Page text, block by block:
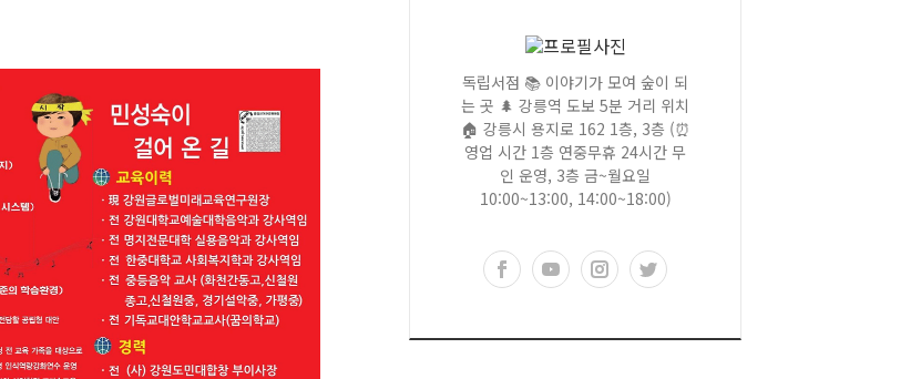
독립서점 📚 이야기가 모여 숲이 되
는 곳 🌲 강릉역 도보 5분 거리 위치
🏠 강릉시 용지로 162 1층, 3층 (⏰
영업 시간 1층 연중무휴 24시간 무
인 운영, 3층 금~월요일
10:00~13:00, 14:00~18:00)